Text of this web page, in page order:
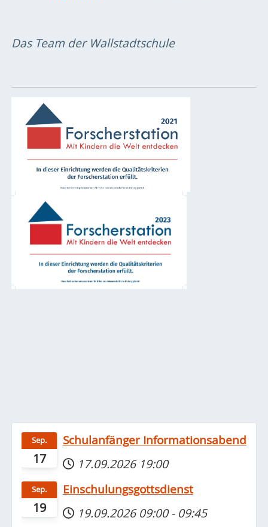
Das Team der Wallstadtschule
17
Sep.
Schulanfänger Informationsabend
17.09.2026 19:00
19
Sep.
Einschulungsgottsdienst
19.09.2026 09:00 - 09:45